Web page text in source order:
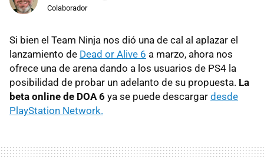
Colaborador
Si bien el Team Ninja nos dió una de cal al aplazar el
lanzamiento de Dead or Alive 6 a marzo, ahora nos
ofrece una de arena dando a los usuarios de PS4 la
posibilidad de probar un adelanto de su propuesta. La
beta online de DOA 6 ya se puede descargar desde
PlayStation Network.